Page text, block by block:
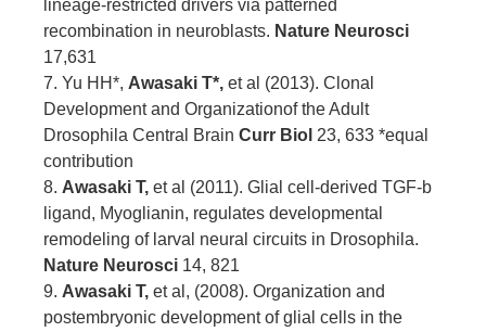
lineage-restricted drivers via patterned
recombination in neuroblasts. Nature Neurosci
17,631
7. Yu HH*, Awasaki T*, et al (2013). Clonal
Development and Organizationof the Adult
Drosophila Central Brain Curr Biol 23, 633 *equal
contribution
8. Awasaki T, et al (2011). Glial cell-derived TGF-b
ligand, Myoglianin, regulates developmental
remodeling of larval neural circuits in Drosophila.
Nature Neurosci 14, 821
9. Awasaki T, et al, (2008). Organization and
postembryonic development of glial cells in the